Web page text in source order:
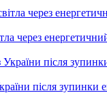
через
після